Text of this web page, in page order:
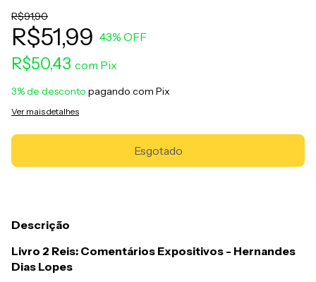
R$91,90
R$51,99 43% OFF
R$50,43 com Pix
3% de desconto pagando com Pix
Ver mais detalhes
Descrição
Livro 2 Reis: Comentários Expositivos - Hernandes
Dias Lopes